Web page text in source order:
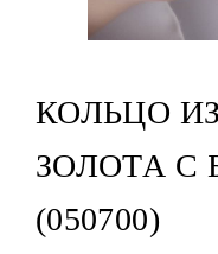
КОЛЬЦО
ЗОЛОТА С
(050700)